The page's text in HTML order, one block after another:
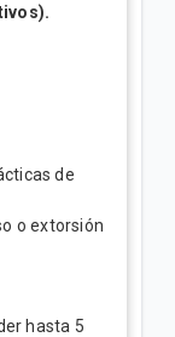
de
o extorsión
hasta 5